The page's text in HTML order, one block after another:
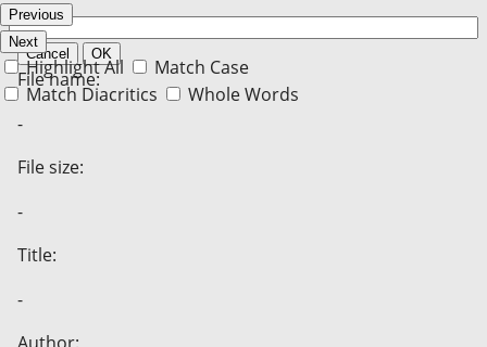
Previous
Next
Highlight All
Match Case
Match Diacritics
Whole Words
Cancel OK
File name:
-
File size:
-
Title:
-